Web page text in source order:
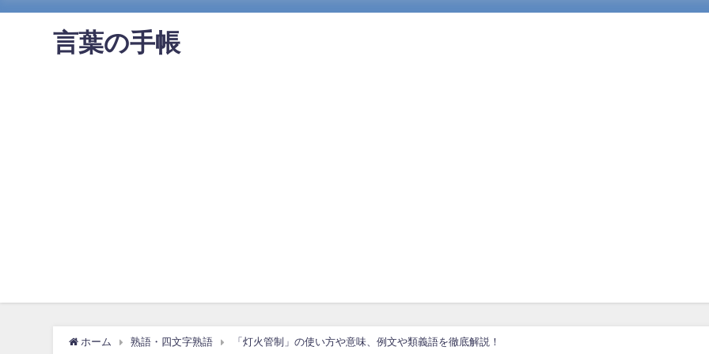
言葉の手帳
ホーム 熟語・四文字熟語 「灯火管制」の使い方や意味、例文や類義語を徹底解説！